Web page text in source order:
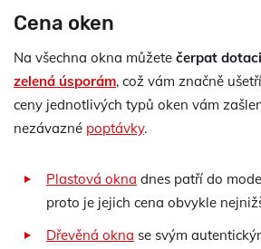
Cena oken
Na všechna okna můžete čerpat
zelená úsporám, což vám značně
ceny jednotlivých typů oken vám
nezávazné poptávky.
Plastová okna dnes patří do
proto je jejich cena obvykle
Dřevěná okna se svým